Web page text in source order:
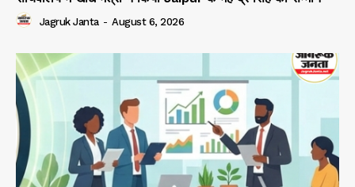
Jagruk Janta - August 6, 2026